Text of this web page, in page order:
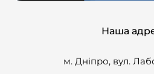
Наша
м. Дніпро, вул.